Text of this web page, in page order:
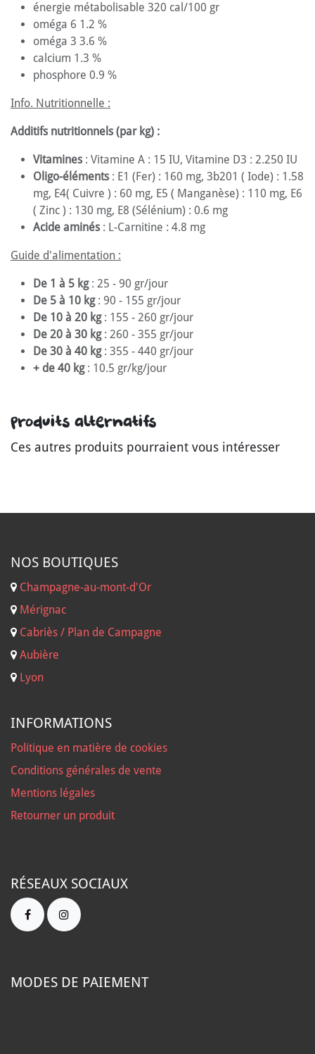
énergie métabolisable 320 cal/100 gr
oméga 6 1.2 %
oméga 3 3.6 %
calcium 1.3 %
phosphore 0.9 %
Info. Nutritionnelle :
Additifs nutritionnels (par kg) :
Vitamines : Vitamine A : 15 IU, Vitamine D3 : 2.250 IU
Oligo-éléments : E1 (Fer) : 160 mg, 3b201 ( Iode) : 1.58
mg, E4( Cuivre ) : 60 mg, E5 ( Manganèse) : 110 mg, E6
( Zinc ) : 130 mg, E8 (Sélénium) : 0.6 mg
Acide aminés : L-Carnitine : 4.8 mg
Guide d'alimentation :
De 1 à 5 kg: 25 - 90 gr/jour
De 5 à 10 kg: 90 - 155 gr/jour
De 10 à 20 kg: 155 - 260 gr/jour
De 20 à 30 kg: 260 - 355 gr/jour
De 30 à 40 kg: 355 - 440 gr/jour
+ de 40 kg: 10.5 gr/kg/jour
Produits alternatifs
Ces autres produits pourraient vous intéresser
NOS BOUTIQUES
Champagne-au-mont-d'Or
Mérignac
Cabriès / Plan de Campagne
Aubière
Lyon
INFORMATIONS
Politique en matière de cookies
Conditions générales de vente
Mentions légales
Retourner un produit
RÉSEAUX SOCIAUX
MODES DE PAIEMENT